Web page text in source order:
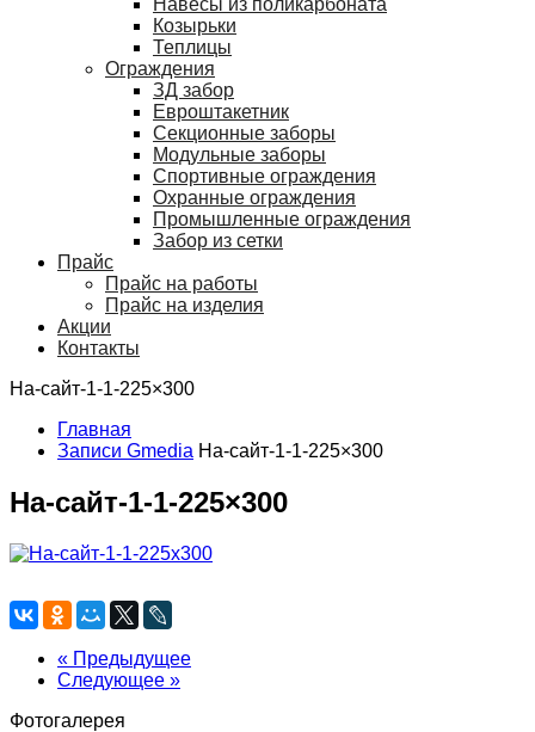
Навесы из поликарбоната
Козырьки
Теплицы
Ограждения
ЗД забор
Евроштакетник
Секционные заборы
Модульные заборы
Спортивные ограждения
Охранные ограждения
Промышленные ограждения
Забор из сетки
Прайс
Прайс на работы
Прайс на изделия
Акции
Контакты
На-сайт-1-1-225×300
Главная
Записи Gmedia На-сайт-1-1-225×300
На-сайт-1-1-225×300
« Предыдущее
Следующее »
Фотогалерея